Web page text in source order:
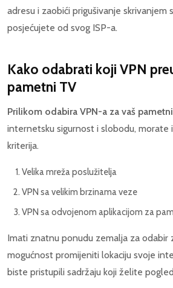
adresu i zaobići prigušivanje skrivanjem
posjećujete od svog ISP-a.
Kako odabrati koji VPN
pametni TV
Prilikom odabira VPN-a za vaš
internetsku sigurnost i slobodu, morate
kriterija.
Velika mreža poslužitelja
VPN sa velikim brzinama veze
VPN sa odvojenom aplikacijom za
Imati znatnu ponudu zemalja za odabir
mogućnost promijeniti lokaciju svoje
biste pristupili sadržaju koji želite